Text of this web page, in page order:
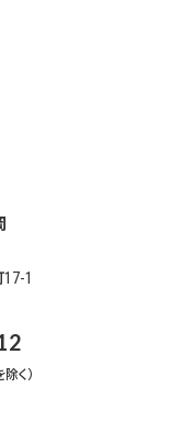
1
く）